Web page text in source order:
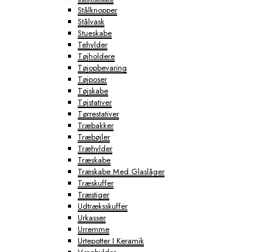
Stålknopper
Stålvask
Stueskabe
Tehylder
Tøjholdere
Tøjopbevaring
Tøjposer
Tøjskabe
Tøjstativer
Tørrestativer
Træbakker
Træbøjler
Træhylder
Træskabe
Træskabe Med Glaslåger
Træskuffer
Træstiger
Udtræksskuffer
Urkasser
Urremme
Urtepotter I Keramik